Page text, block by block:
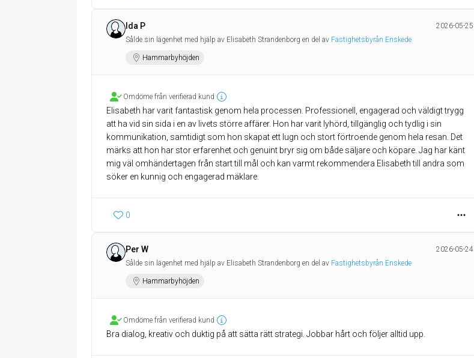
Ida P
2026-05-25
Sålde sin lägenhet med hjälp av Elisabeth Strandenborg en del av Fastighetsbyrån Enskede
Hammarbyhöjden
Omdöme från verifierad kund
Elisabeth har varit fantastisk genom hela processen. Professionell, engagerad och väldigt trygg
att ha vid sin sida i en av livets större affärer. Hon har varit lyhörd, tillgänglig och tydlig i sin
kommunikation, samtidigt som hon skapat ett lugn och stort förtroende genom hela resan. Det
märks att hon har stor erfarenhet och genuint bryr sig om både säljare och köpare. Jag har känt
mig väl omhändertagen från start till mål och kan varmt rekommendera Elisabeth till andra som
söker en kunnig och engagerad mäklare.
0
Per W
2026-05-24
Sålde sin lägenhet med hjälp av Elisabeth Strandenborg en del av Fastighetsbyrån Enskede
Hammarbyhöjden
Omdöme från verifierad kund
Bra dialog, kreativ och duktig på att sätta rätt strategi. Jobbar hårt och följer alltid upp.